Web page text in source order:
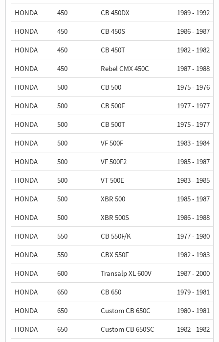
HONDA 450 CB 450DX 1989 - 1992
HONDA
450 CB 450S 1986 - 1987
HONDA
450 CB 450T 1982 - 1982
HONDA
450 Rebel CMX 450C 1987 - 1988
HONDA
500 CB 500 1975 - 1976
HONDA
500 CB 500F 1977 - 1977
HONDA
500 CB 500T 1975 - 1977
HONDA
500 VF 500F 1983 - 1984
HONDA
500 VF 500F2 1985 - 1987
HONDA
500 VT 500E 1983 - 1985
HONDA
500 XBR 500 1985 - 1987
HONDA
500 XBR 500S 1986 - 1988
HONDA
550 CB 550F/K 1977 - 1980
HONDA
550 CBX 550F 1982 - 1983
HONDA
600 Transalp XL 600V 1987 - 2000
HONDA
650 CB 650 1979 - 1981
HONDA
650 Custom CB 650C 1980 - 1981
HONDA
650 Custom CB 650SC 1982 - 1982